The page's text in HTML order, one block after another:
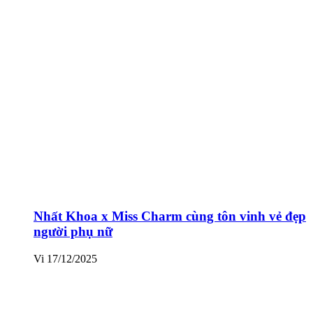
Nhất Khoa x Miss Charm cùng tôn vinh vẻ đẹp
người phụ nữ
Vi 17/12/2025